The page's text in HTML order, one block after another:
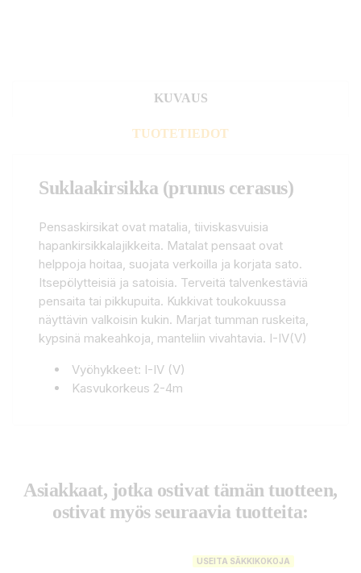
KUVAUS
TUOTETIEDOT
Suklaakirsikka (prunus cerasus)
Pensaskirsikat ovat matalia, tiiviskasvuisia
hapankirsikkalajikkeita. Matalat pensaat ovat
helppoja hoitaa, suojata verkoilla ja korjata sato.
Itsepölytteisiä ja satoisia. Terveitä talvenkestäviä
pensaita tai pikkupuita. Kukkivat toukokuussa
näyttävin valkoisin kukin. Marjat tumman ruskeita,
kypsinä makeahkoja, manteliin vivahtavia. I-IV(V)
Vyöhykkeet: I-IV (V)
Kasvukorkeus 2-4m
Asiakkaat, jotka ostivat tämän tuotteen,
ostivat myös seuraavia tuotteita:
USEITA SÄKKIKOKOJA